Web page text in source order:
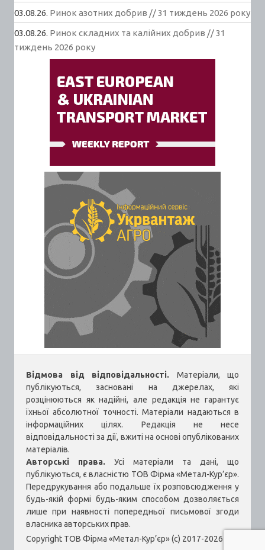
03.08.26. Ринок азотних добрив // 31 тиждень 2026 року
03.08.26. Ринок складних та калійних добрив // 31
тиждень 2026 року
Відмова від відповідальності. Матеріали, що
публікуються, засновані на джерелах, які
розцінюються як надійні, але редакція не гарантує
їхньої абсолютної точності. Матеріали надаються в
інформаційних цілях. Редакція не несе
відповідальності за дії, вжиті на основі опублікованих
матеріалів.
Авторські права. Усі матеріали та дані, що
публікуються, є власністю ТОВ Фірма «Метал-Кур’єр».
Передрукування або подальше їх розповсюдження у
будь-якій формі будь-яким способом дозволяється
лише при наявності попередньої письмової згоди
власника авторських прав.
Copyright ТОВ Фірма «Метал-Кур’єр» (c) 2017-2026